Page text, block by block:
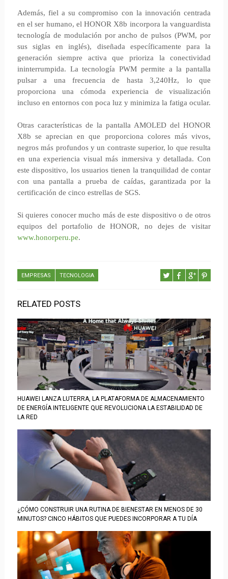
Además, fiel a su compromiso con la innovación centrada
en el ser humano, el HONOR X8b incorpora la vanguardista
tecnología de modulación por ancho de pulsos (PWM, por
sus siglas en inglés), diseñada específicamente para la
generación siempre activa que prioriza la conectividad
ininterrumpida. La tecnología PWM permite a la pantalla
pulsar a una frecuencia de hasta 3,240Hz, lo que
proporciona una cómoda experiencia de visualización
incluso en entornos con poca luz y minimiza la fatiga ocular.
Otras características de la pantalla AMOLED del HONOR
X8b se aprecian en que proporciona colores más vivos,
negros más profundos y un contraste superior, lo que resulta
en una experiencia visual más inmersiva y detallada. Con
este dispositivo, los usuarios tienen la tranquilidad de contar
con una pantalla a prueba de caídas, garantizada por la
certificación de cinco estrellas de SGS.
Si quieres conocer mucho más de este dispositivo o de otros
equipos del portafolio de HONOR, no dejes de visitar
www.honorperu.pe.
EMPRESAS TECNOLOGIA
RELATED POSTS
HUAWEI LANZA LUTERRA, LA PLATAFORMA DE ALMACENAMIENTO
DE ENERGÍA INTELIGENTE QUE REVOLUCIONA LA ESTABILIDAD DE
LA RED
¿CÓMO CONSTRUIR UNA RUTINA DE BIENESTAR EN MENOS DE 30
MINUTOS? CINCO HÁBITOS QUE PUEDES INCORPORAR A TU DÍA